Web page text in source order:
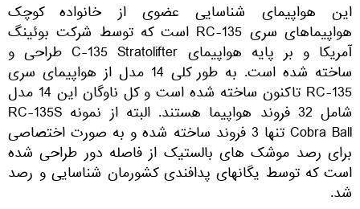
این هواپیمای شناسایی عضوی از خانواده کوچک
هواپیماهای سری RC-135 است که توسط شرکت بوئینگ
آمریکا و بر پایه هواپیمای C-135 Stratolifter طراحی و
ساخته شده است. به طور کلی 14 مدل از هواپیمای سری
RC-135 تاکنون ساخته شده است و کل ناوگان این 14 مدل
شامل 32 فروند هواپیما هستند. البته از نمونه RC-135S
Cobra Ball تنها 3 فروند ساخته شده و به صورت اختصاصی
برای رصد موشک های بالستیک از فاصله دور طراحی شده
است که توسط یگانهای پدافندی کشورمان شناسایی و رصد
شد.